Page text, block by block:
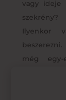
vagy ideje
szekrény?
Ilyenkor
még
Voltál